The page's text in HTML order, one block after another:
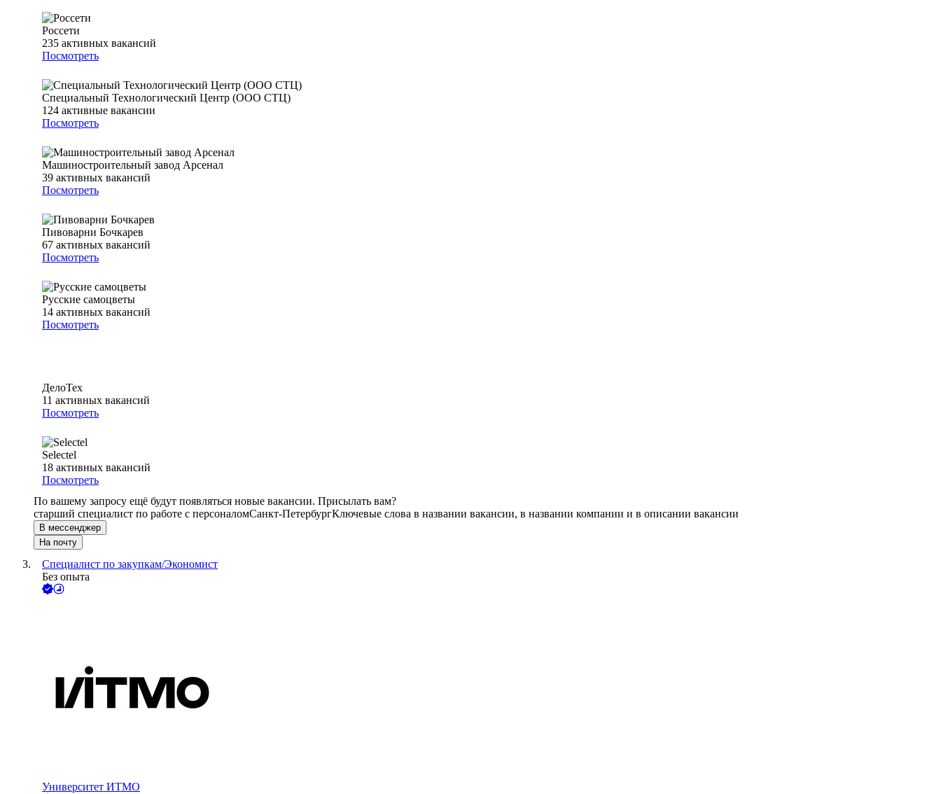
Россети
235 активных вакансий
Посмотреть
Специальный Технологический Центр (ООО СТЦ)
124 активные вакансии
Посмотреть
Машиностроительный завод Арсенал
39 активных вакансий
Посмотреть
Пивоварни Бочкарев
67 активных вакансий
Посмотреть
Русские самоцветы
14 активных вакансий
Посмотреть
ДелоТех
11 активных вакансий
Посмотреть
Selectel
18 активных вакансий
Посмотреть
По вашему запросу ещё будут появляться новые вакансии. Присылать вам?
старший специалист по работе с персоналомСанкт-ПетербургКлючевые слова в названии вакансии, в названии компании и в описании вакансии
В мессенджер
На почту
Специалист по закупкам/Экономист
Без опыта
Университет ИТМО